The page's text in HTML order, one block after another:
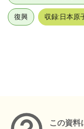
復興 収録:日本原
この資料